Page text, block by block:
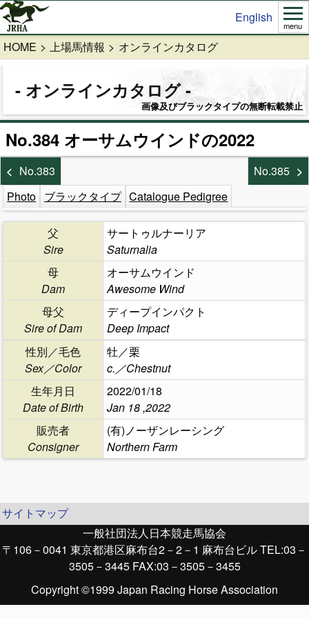
English
menu
HOME 上場馬情報 オンラインカタログ
オンラインカタログ
画像及びブラックタイプの無断転載禁止
No.384 オーサムウインドの2022
No.383
No.385
Photo ブラックタイプ Catalogue Pedigree
父
Sire
サートゥルナーリア
Saturnalia
母
Dam
オーサムウインド
Awesome Wind
母父
Sire of Dam
ディープインパクト
Deep Impact
性別／毛色
Sex／Color
牡／栗
c.／Chestnut
生年月日
Date of Birth
2022/01/18
Jan 18 ,2022
販売者
Consigner
(有)ノーザンレーシング
Northern Farm
サイトマップ
一般社団法人日本競走馬協会
〒106－0041 東京都港区麻布台2－2－1 麻布台ビル TEL:03－
3505－3445 FAX:03－3505－3455
Copyright ©1999 Japan Racing Horse Association